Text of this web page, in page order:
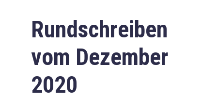
Rundschreiben
vom Dezember
2020